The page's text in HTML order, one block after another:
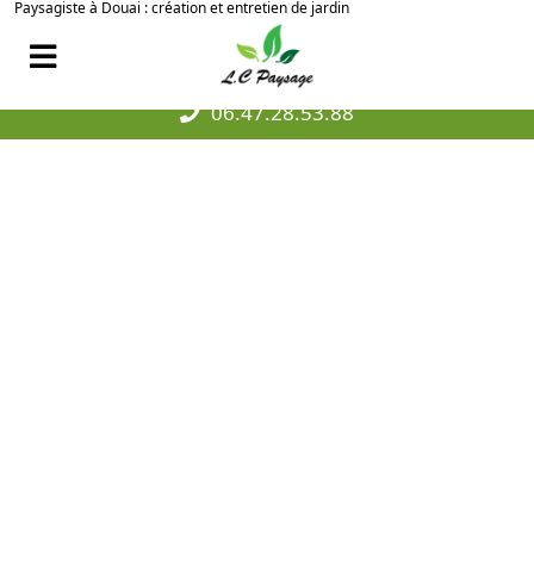
Paysagiste à Douai : création et entretien de jardin
06.47.28.53.88